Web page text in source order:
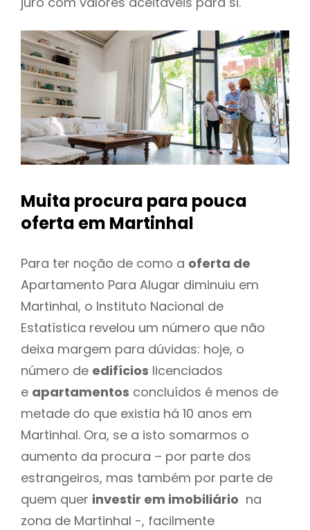
Muita procura para pouca
oferta em Martinhal
Para ter noção de como a oferta de
Apartamento Para Alugar diminuiu em
Martinhal, o Instituto Nacional de
Estatística revelou um número que não
deixa margem para dúvidas: hoje, o
número de edifícios licenciados
e apartamentos concluídos é menos de
metade do que existia há 10 anos em
Martinhal. Ora, se a isto somarmos o
aumento da procura – por parte dos
estrangeiros, mas também por parte de
quem quer investir em imobiliário na
zona de Martinhal -, facilmente